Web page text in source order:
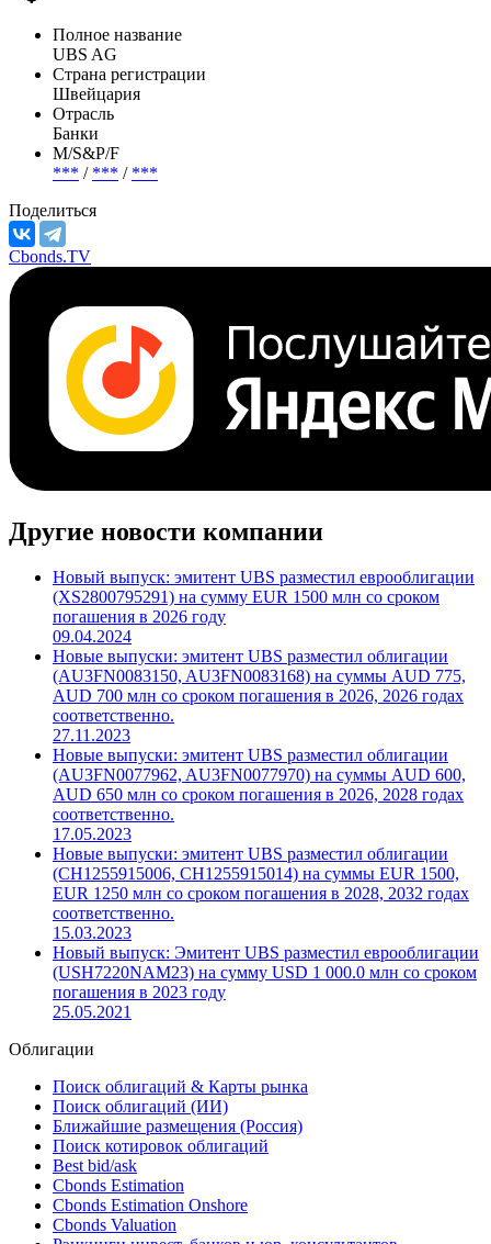
Полное название
UBS AG
Страна регистрации
Швейцария
Отрасль
Банки
М/S&P/F
*** / *** / ***
Поделиться
Cbonds.TV
Другие новости компании
Новый выпуск: эмитент UBS разместил еврооблигации
(XS2800795291) на сумму EUR 1500 млн со сроком
погашения в 2026 году
09.04.2024
Новые выпуски: эмитент UBS разместил облигации
(AU3FN0083150, AU3FN0083168) на суммы AUD 775,
AUD 700 млн со сроком погашения в 2026, 2026 годах
соответственно.
27.11.2023
Новые выпуски: эмитент UBS разместил облигации
(AU3FN0077962, AU3FN0077970) на суммы AUD 600,
AUD 650 млн со сроком погашения в 2026, 2028 годах
соответственно.
17.05.2023
Новые выпуски: эмитент UBS разместил облигации
(CH1255915006, CH1255915014) на суммы EUR 1500,
EUR 1250 млн со сроком погашения в 2028, 2032 годах
соответственно.
15.03.2023
Новый выпуск: Эмитент UBS разместил еврооблигации
(USH7220NAM23) на сумму USD 1 000.0 млн со сроком
погашения в 2023 году
25.05.2021
Облигации
Поиск облигаций & Карты рынка
Поиск облигаций (ИИ)
Ближайшие размещения (Россия)
Поиск котировок облигаций
Best bid/ask
Cbonds Estimation
Cbonds Estimation Onshore
Cbonds Valuation